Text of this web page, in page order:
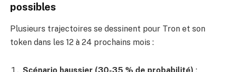
possibles
Plusieurs trajectoires se dessinent pour Tron et son
token dans les 12 à 24 prochains mois :